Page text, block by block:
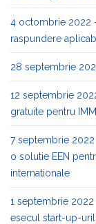
4 octombrie 2022
raspundere
28 septembrie
12 septembrie
gratuite pentru
7 septembrie 2022
o solutie EEN
internationale
1 septembrie
esecul start-up-